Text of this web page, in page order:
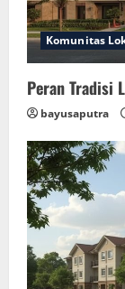
Komunitas
Peran Tradisi
bayusaputra